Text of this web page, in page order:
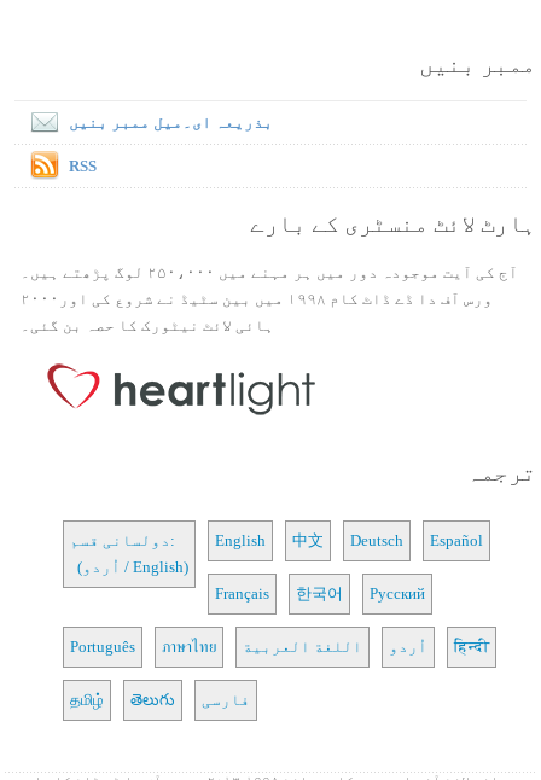
ممبر بنیں
بذریعہ ای۔میل ممبر بنیں
RSS
ہارٹ لائٹ منسٹری کے بارے
آج کی آیت موجودہ دور میں ہر مہنے میں ۲۵۰،۰۰۰ لوگ پڑھتے ہیں۔
ورس آف دا ڈے ڈاٹ کام ۱۹۹۸ میں بین سٹیڈ نے شروع کی اور۲۰۰۰
ہائی لائٹ نیٹورک کا حصہ بن گئی۔
ترجمہ
دولسانی قسم:
(اُردو / English)
English 中文 Deutsch Español
Français 한국어 Русский
Português ภาษาไทย اللغة العربية اُردو हिन्दी
தமிழ் తెలుగు فارسی